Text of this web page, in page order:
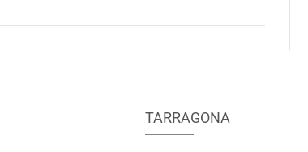
TARRAGONA